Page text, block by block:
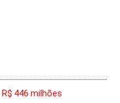
R$ 446 milhões